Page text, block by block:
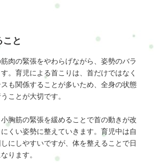
と
肉の緊張をやわらげながら、姿勢のバラ
。育児による首こりは、首だけではなく
も関係することが多いため、全身の状態
ことが大切です。
胸筋の緊張を緩めることで首の動きが改
くい姿勢に整えていきます。育児中は自
にしやすいですが、体を整えることで日
ります。